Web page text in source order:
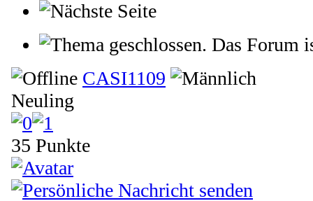
Das Forum
CASI1109
Neuling
35 Punkte